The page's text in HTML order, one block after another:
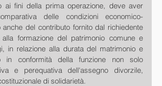
ai fini della prima operazione, deve aver
delle condizioni economico-
del contributo fornito dal richiedente
formazione del patrimonio comune e
in relazione alla durata del matrimonio e
conformità della funzione non solo
e perequativa dell'assegno divorzile,
di solidarietà.